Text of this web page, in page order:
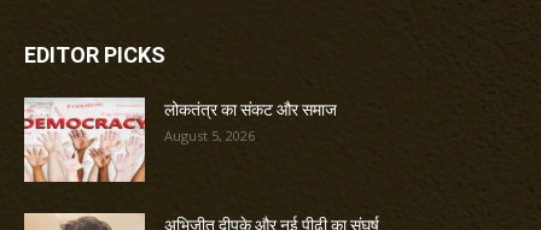
EDITOR PICKS
लोकतंत्र का संकट और समाज
August 5, 2026
अभिजीत दीपके और नई पीढ़ी का संघर्ष